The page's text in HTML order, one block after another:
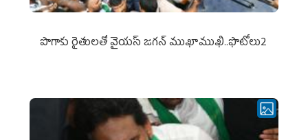
పొగాకు రైతుల‌తో వైయ‌స్ జ‌గ‌న్ ముఖాముఖి..ఫొటోలు2